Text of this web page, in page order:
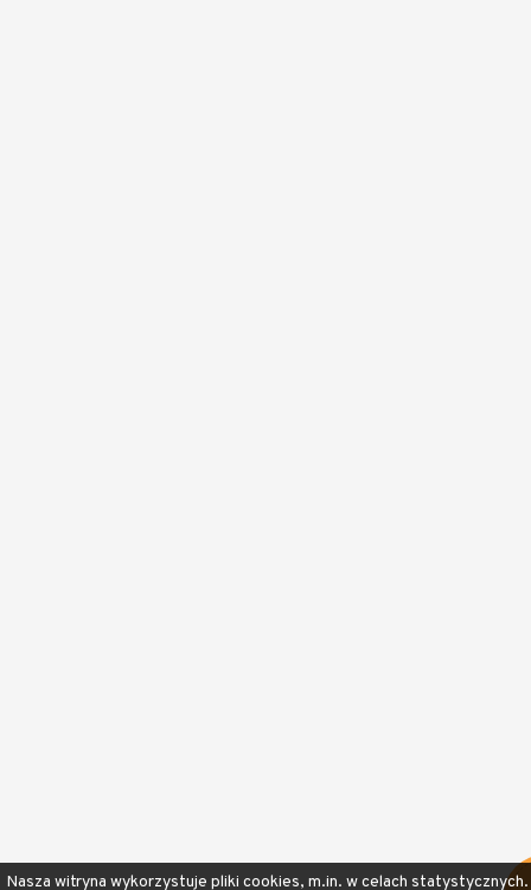
Nasza witryna wykorzystuje pliki cookies, m.in. w celach